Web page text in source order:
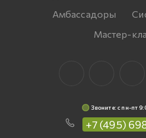
Амбассадоры
Мастер-
Звоните: c пн-пт
+7 (495)